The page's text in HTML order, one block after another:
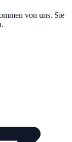
von uns. Sie